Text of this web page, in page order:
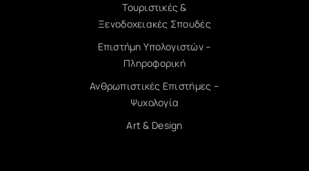
Τουριστικές &
Ξενοδοχειακές Σπουδές
Επιστήμη Υπολογιστών –
Πληροφορική
Ανθρωπιστικές Επιστήμες –
Ψυχολογία
Art & Design